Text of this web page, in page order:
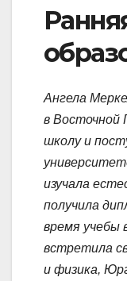
Ангела
в Восточной
школу и
изучала
получила
время учебы
встретила
и физика,